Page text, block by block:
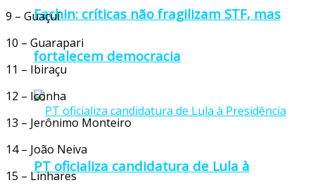
Fachin: críticas não fragilizam STF, mas
fortalecem democracia
PT oficializa candidatura de Lula à
9 – Guaçuí
10 – Guarapari
11 – Ibiraçu
12 – Iconha
13 – Jerônimo Monteiro
14 – João Neiva
15 – Linhares